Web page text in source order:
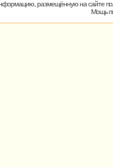
размещённую на сайте
Мощь